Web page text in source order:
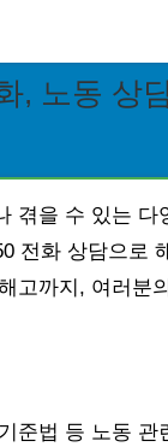
, 노동 상
겪을 수 있는 다
전화 상담으로
고까지, 여러분
준법 등 노동 관